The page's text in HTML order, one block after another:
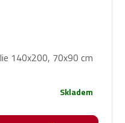
140x200, 70x90 cm
Skladem